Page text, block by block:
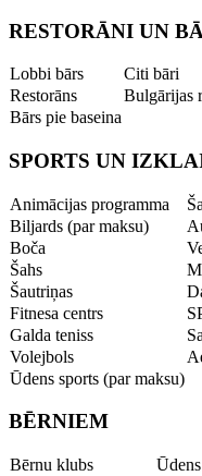
RESTORĀNI UN
Lobbi bārs
Citi bāri
Restorāns
Bulgārijas
Bārs pie baseina
SPORTS UN
Animācijas programma
Biljards (par maksu)
Boča
Šahs
Šautriņas
Fitnesa centrs
Galda teniss
Volejbols
Ūdens sports (par maksu)
BĒRNIEM
Bērnu klubs